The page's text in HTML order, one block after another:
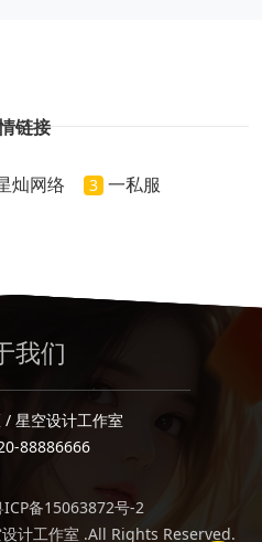
链接
灿网络 3 一私服
我们
/ 星空设计工作室
88886666
备15063872号-2
计工作室 .All Rights Reserved.